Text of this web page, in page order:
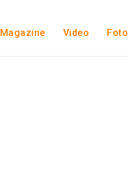
Magazine Video Foto